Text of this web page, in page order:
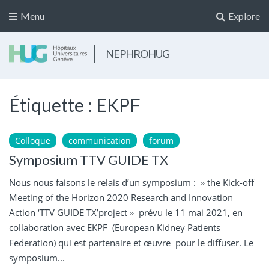
Explore
Menu
NEPHROHUG
Étiquette : EKPF
Colloque communication forum
Symposium TTV GUIDE TX
Nous nous faisons le relais d’un symposium : » the Kick-off
Meeting of the Horizon 2020 Research and Innovation
Action ‘TTV GUIDE TX’project » prévu le 11 mai 2021, en
collaboration avec EKPF (European Kidney Patients
Federation) qui est partenaire et œuvre pour le diffuser. Le
symposium...